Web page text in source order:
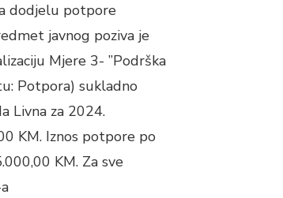
dodjelu potpore
javnog poziva je
Mjere 3- ”Podrška
Potpora) sukladno
Livna za 2024.
KM. Iznos potpore po
KM. Za sve